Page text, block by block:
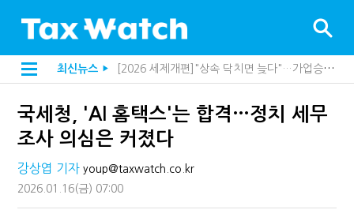
최신뉴스 ▶
[2026 세제개편]"상속 닥치면 늦다"…가업승계 성패, 시간에 달렸다
[2026 세제개편]종부세는 집값, 가업상속은 기술…납세자가 꼭 볼 5가지
전자담배 통관, 이제 제품이 아니라 공급망을 본다
내 지분만 봤다간 낭패…주식 양도세 추징 부른 '3가지 실수'
국세청, 'AI 홈택스'는 합격…정치 세무
조사 의심은 커졌다
강상엽 기자 youp@taxwatch.co.kr
2026.01.16(금) 07:00